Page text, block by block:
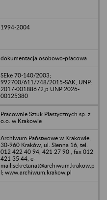
1994-2004
dokumentacja osobowo-płacowa
SEke 70-140/2003;
992700/611/748/2015-SAK, UNP:
2017-00188672;p UNP 2026-
00125380
Pracownie Sztuk Plastycznych sp. z
o.o. w Krakowie
Archiwum Państwowe w Krakowie,
30-960 Kraków, ul. Sienna 16, tel.
012 422 40 94, 421 27 90 , fax 012
421 35 44, e-
mail:sekretariat@archiwum.krakow.p
l; www.archiwum.krakow.pl